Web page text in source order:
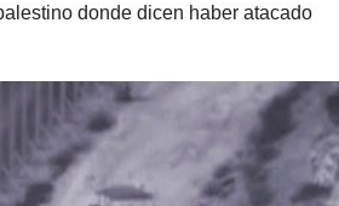
donde dicen haber atacado